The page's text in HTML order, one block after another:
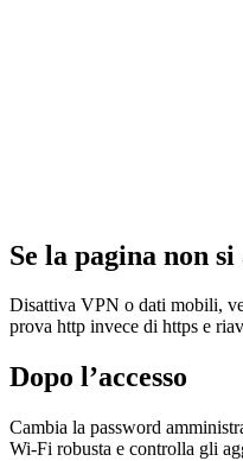
Se la pagina non si
Disattiva VPN o dati mobili,
prova http invece di https e
Dopo l’accesso
Cambia la password
Wi‑Fi robusta e controlla gli